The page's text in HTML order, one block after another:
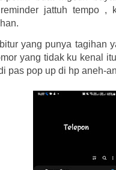
jattuh tempo ,
yang punya tagihan
yang tidak ku kenal
pas pop up di hp aneh-